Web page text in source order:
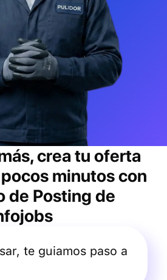
crea tu oferta
minutos con
de Posting de
te guiamos paso a